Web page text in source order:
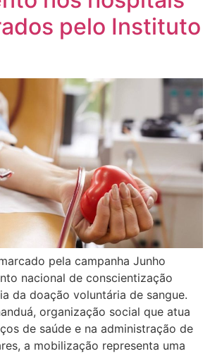
pelo Instituto
pela campanha Junho
nacional de conscientização
da doação voluntária de sangue.
organização social que atua
de saúde e na administração de
a mobilização representa uma